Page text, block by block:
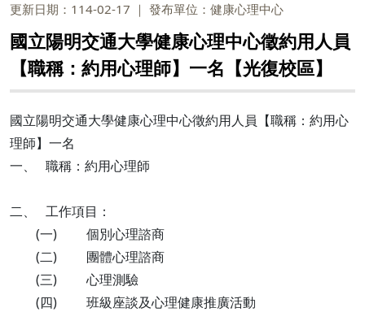
更新日期：114-02-17 發布單位：健康心理中心
國立陽明交通大學健康心理中心徵約用人員
【職稱：約用心理師】一名【光復校區】
國立陽明交通大學健康心理中心徵約用人員【職稱：約用心
理師】一名
一、 職稱：約用心理師
二、 工作項目：
(一) 個別心理諮商
(二) 團體心理諮商
(三) 心理測驗
(四) 班級座談及心理健康推廣活動